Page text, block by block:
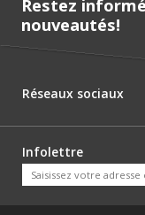
Restez
nouveautés!
Réseaux sociaux
Infolettre